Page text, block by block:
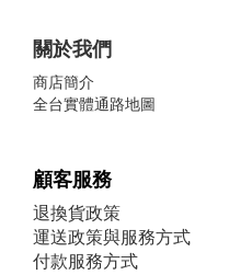
關於我們
商店簡介
全台實體通路地圖
顧客服務
退換貨政策
運送政策與服務方式
付款服務方式